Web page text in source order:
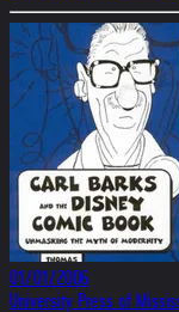
01/01/2006
University Press of